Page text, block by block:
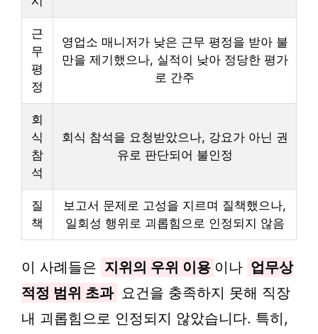
근
무
평
정
영업소 매니저가 낮은 근무 평정을 받아 불
만을 제기했으나, 실적이 낮아 정당한 평가
로 간주
회
식
참
석
회식 참석을 요청받았으나, 강요가 아닌 권
유로 판단되어 불인정
질
책
보고서 문제로 고성을 지르며 질책했으나,
일회성 행위로 괴롭힘으로 인정되지 않음
이 사례들은 지위의 우위 이용 이나 업무상
적정 범위 초과 요건을 충족하지 못해 직장
내 괴롭힘으로 인정되지 않았습니다. 특히,